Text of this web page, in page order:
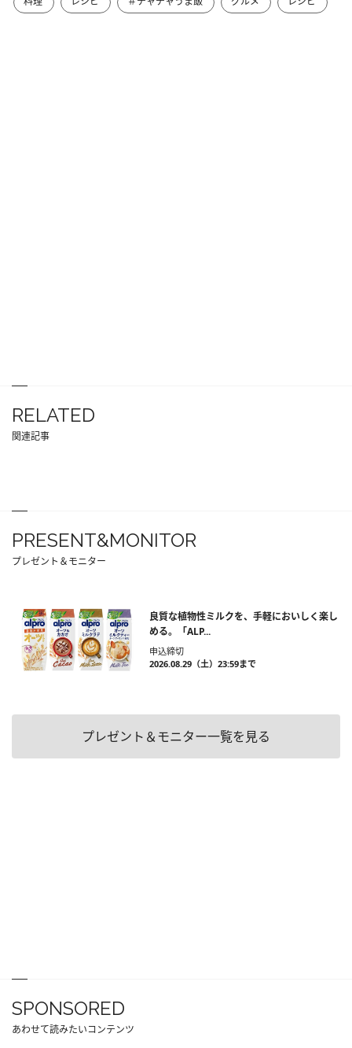
RELATED
関連記事
PRESENT&MONITOR
プレゼント＆モニター
良質な植物性ミルクを、手軽においしく楽し
める。「ALP...
申込締切
2026.08.29（土）23:59まで
プレゼント＆モニター一覧を見る
SPONSORED
あわせて読みたいコンテンツ